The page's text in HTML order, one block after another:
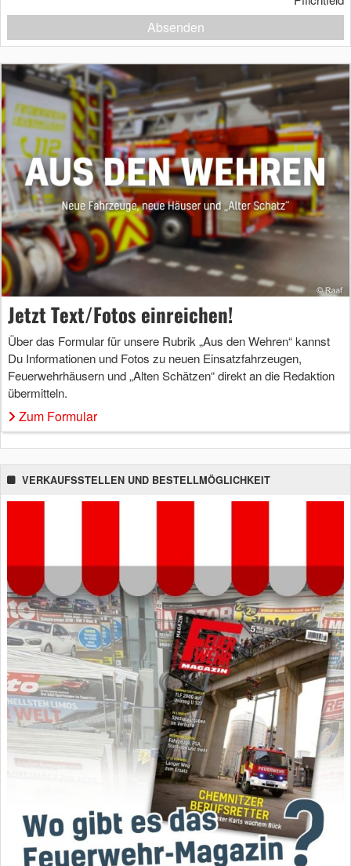
Absenden
Jetzt Text/Fotos einreichen!
Über das Formular für unsere Rubrik „Aus den Wehren“ kannst
Du Informationen und Fotos zu neuen Einsatzfahrzeugen,
Feuerwehrhäusern und „Alten Schätzen“ direkt an die Redaktion
übermitteln.
Zum Formular
VERKAUFSSTELLEN UND BESTELLMÖGLICHKEIT